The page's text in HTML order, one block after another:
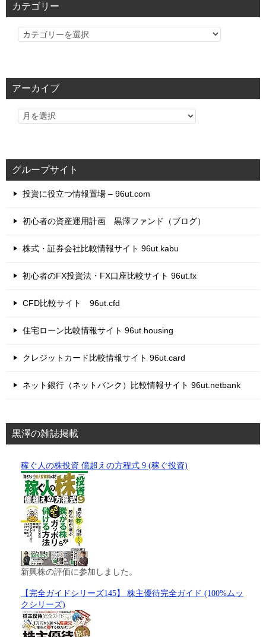
カテゴリー
カ
リ
アーカイブ
グループサイト
投資に役立つ情報置場 – 96ut.com
初心者の資産運用計画 黒澤ファンド（ブログ）
株式・証券会社比較情報サイト 96ut.kabu
初心者のFX投資法・FX口座比較サイト 96ut.fx
CFD比較サイト 96ut.cfd
住宅ローン比較情報サイト 96ut.housing
クレジットカード比較情報サイト 96ut.card
ネット銀行（ネットバンク）比較情報サイト 96ut.netbank
黒澤の雑誌掲載
稼ぐ人の株投資 億超えの方程式 9 (稼ぐ投資)
新興株の評価に参加しました。
【完全ガイドシリーズ145】 株主優待完全ガイド (100%ムッ
クシリーズ)